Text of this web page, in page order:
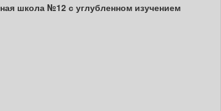
школа №12 с углубленном изучением